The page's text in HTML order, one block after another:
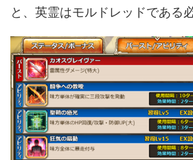
と、英霊はモルドレッドである